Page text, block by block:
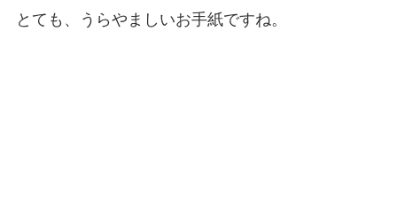
とても、うらやましいお手紙ですね。